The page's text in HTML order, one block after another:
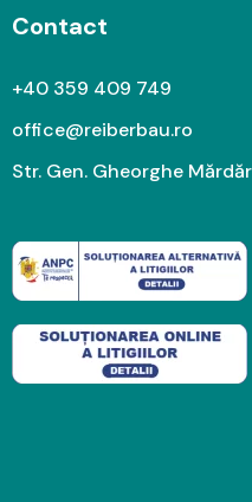
Contact
+40 359 409 749
office@reiberbau.ro
Str. Gen. Gheorghe